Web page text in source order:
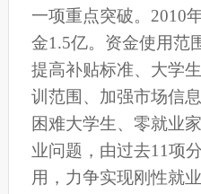
一项重点突破。2010
金1.5亿。资金使用范
提高补贴标准、大学
训范围、加强市场信
困难大学生、零就业
业问题，由过去11项
用，力争实现刚性就